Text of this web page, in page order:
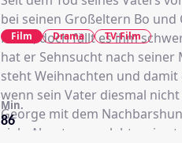
bei seinen Großeltern Bo
Hand, doch fällt es ihm
hat er Sehnsucht nach
steht Weihnachten und
wenn sein Vater diesmal
George mit dem
viele Abenteuer erlebt - wie
86
Min.
Film Drama TV-Film